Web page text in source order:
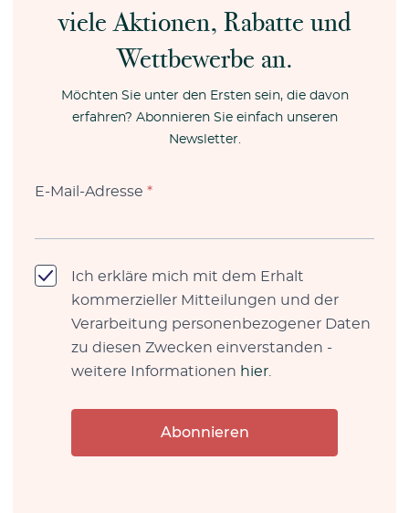
viele Aktionen, Rabatte und
Wettbewerbe an.
Möchten Sie unter den Ersten sein, die davon
erfahren? Abonnieren Sie einfach unseren
Newsletter.
E-Mail-Adresse *
Ich erkläre mich mit dem Erhalt
kommerzieller Mitteilungen und der
Verarbeitung personenbezogener Daten
zu diesen Zwecken einverstanden -
weitere Informationen hier
Abonnieren